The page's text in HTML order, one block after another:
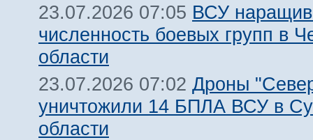
23.07.2026 07:05 ВСУ
численность боевых групп в
области
23.07.2026 07:02 Дроны
уничтожили 14 БПЛА ВСУ в
области